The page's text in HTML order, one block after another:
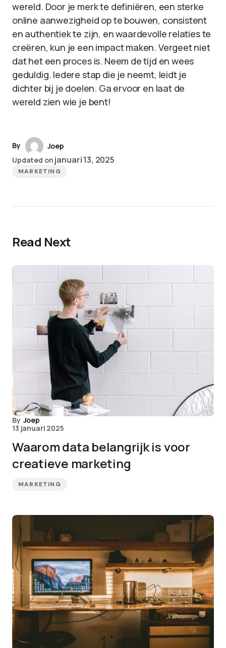
wereld. Door je merk te definiëren, een sterke
online aanwezigheid op te bouwen, consistent
en authentiek te zijn, en waardevolle relaties te
creëren, kun je een impact maken. Vergeet niet
dat het een proces is. Neem de tijd en wees
geduldig. Iedere stap die je neemt, leidt je
dichter bij je doelen. Ga ervoor en laat de
wereld zien wie je bent!
By
Joep
Updated on januari 13, 2025
MARKETING
Read Next
By Joep
13 januari 2025
Waarom data belangrijk is voor
creatieve marketing
MARKETING